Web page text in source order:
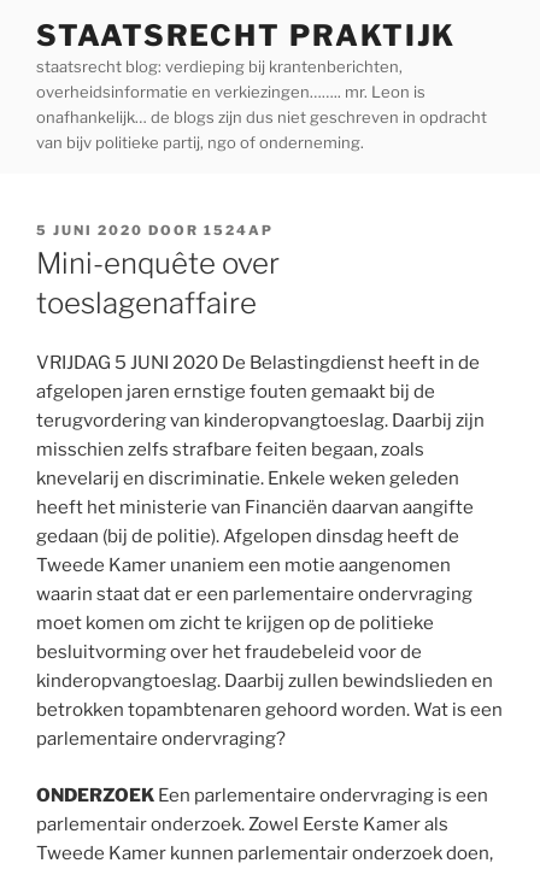
inhoud
STAATSRECHT PRAKTIJK
staatsrecht blog: verdieping bij krantenberichten,
overheidsinformatie en verkiezingen…….. mr. Leon is
onafhankelijk… de blogs zijn dus niet geschreven in opdracht
van bijv politieke partij, ngo of onderneming.
GEPLAATST
OP
5 JUNI 2020 DOOR 1524AP
Mini-enquête over
toeslagenaffaire
VRIJDAG 5 JUNI 2020 De Belastingdienst heeft in de
afgelopen jaren ernstige fouten gemaakt bij de
terugvordering van kinderopvangtoeslag. Daarbij zijn
misschien zelfs strafbare feiten begaan, zoals
knevelarij en discriminatie. Enkele weken geleden
heeft het ministerie van Financiën daarvan aangifte
gedaan (bij de politie). Afgelopen dinsdag heeft de
Tweede Kamer unaniem een motie aangenomen
waarin staat dat er een parlementaire ondervraging
moet komen om zicht te krijgen op de politieke
besluitvorming over het fraudebeleid voor de
kinderopvangtoeslag. Daarbij zullen bewindslieden en
betrokken topambtenaren gehoord worden. Wat is een
parlementaire ondervraging?
ONDERZOEK Een parlementaire ondervraging is een
parlementair onderzoek. Zowel Eerste Kamer als
Tweede Kamer kunnen parlementair onderzoek doen,